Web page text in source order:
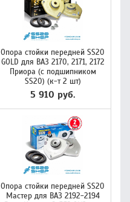
Опора стойки передней SS20
GOLD для ВАЗ 2170, 2171, 2172
Приора (с подшипником
SS20) (к-т 2 шт)
5 910 руб.
Опора стойки передней SS20
Мастер для ВАЗ 2192-2194